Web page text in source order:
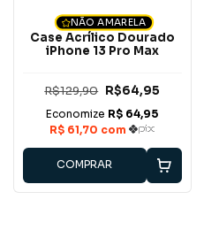
NÃO AMARELA
Case Acrílico Dourado
iPhone 13 Pro Max
R$129,90 R$64,95
COMPRAR